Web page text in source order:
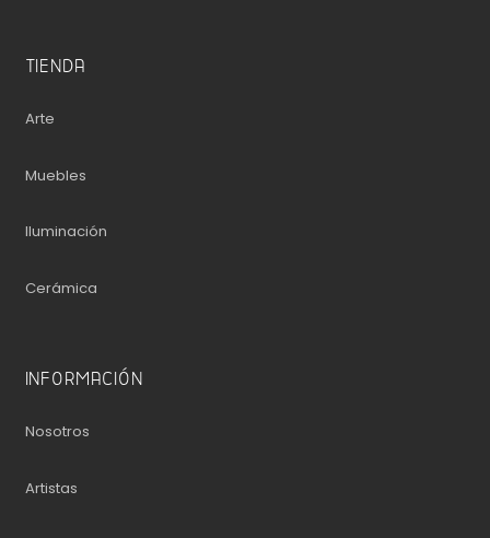
TIENDA
Arte
Muebles
Iluminación
Cerámica
INFORMACIÓN
Nosotros
Artistas